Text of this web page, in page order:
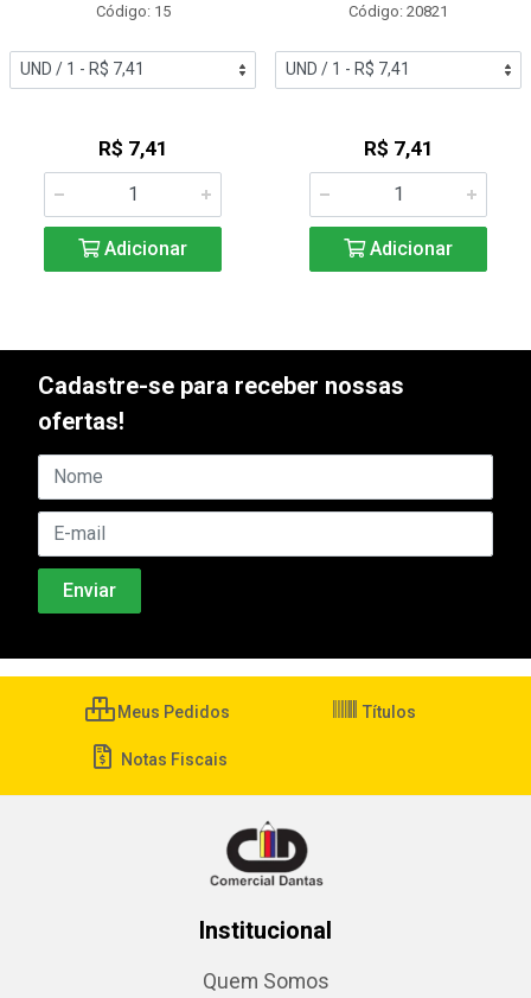
Código: 15
R$ 7,41
Adicionar
Código: 20821
R$ 7,41
Adicionar
Cadastre-se para receber nossas
ofertas!
Meus Pedidos Títulos
Notas Fiscais
Institucional
Quem Somos